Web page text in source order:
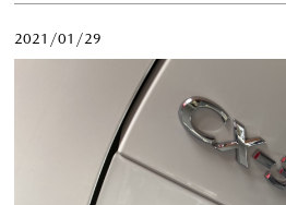
2021/01/29